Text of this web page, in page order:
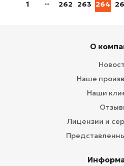
1 262 263 264
О
Наше
Наши
Лицензии и